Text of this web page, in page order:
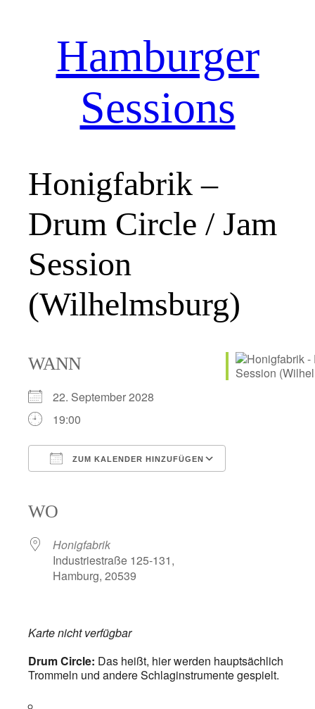
Hamburger
Sessions
Honigfabrik –
Drum Circle / Jam
Session
(Wilhelmsburg)
WANN
22. September 2028
19:00
ZUM KALENDER HINZUFÜGEN
WO
Honigfabrik
Industriestraße 125-131,
Hamburg, 20539
Karte nicht verfügbar
Drum Circle: Das heißt, hier werden hauptsächlich
Trommeln und andere Schlaginstrumente gespielt.